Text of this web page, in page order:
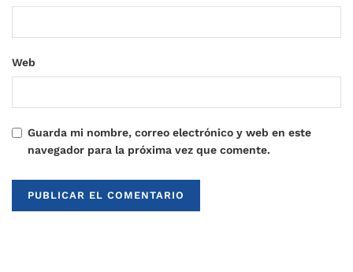
Web
Guarda mi nombre, correo electrónico y web en este
navegador para la próxima vez que comente.